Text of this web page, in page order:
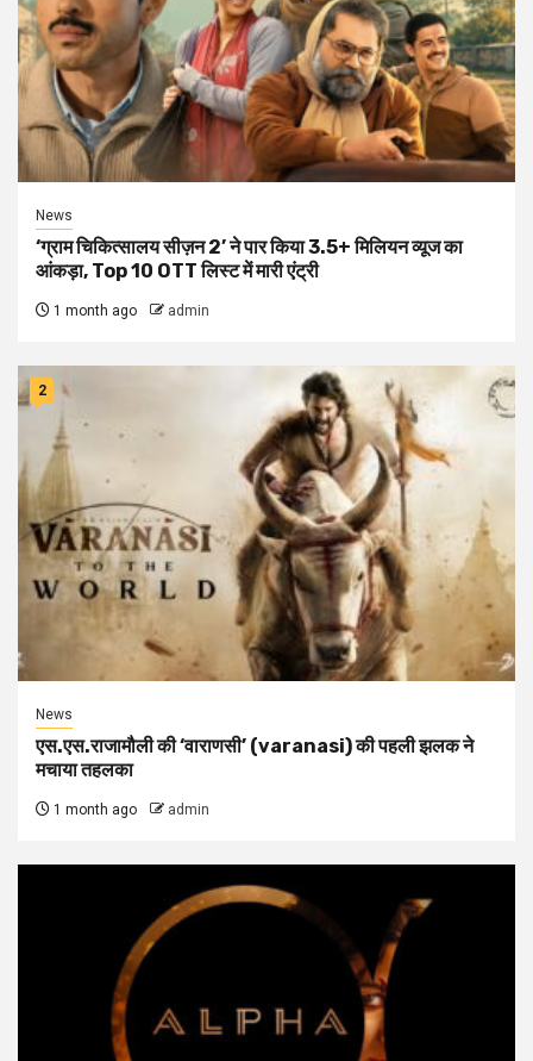
News
‘ग्राम चिकित्सालय सीज़न 2’ ने पार किया 3.5+ मिलियन व्यूज का
आंकड़ा, Top 10 OTT लिस्ट में मारी एंट्री
1 month ago admin
2
News
एस.एस.राजामौली की ‘वाराणसी’ (varanasi) की पहली झलक ने
मचाया तहलका
1 month ago admin